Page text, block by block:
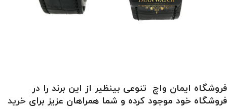
فروشگاه ایمان واچ تنوعی بینظیر از این برند را در
فروشگاه خود موجود کرده و شما همراهان عزیز برای خرید